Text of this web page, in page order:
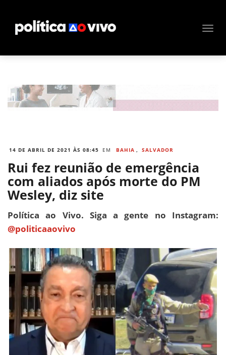
14 DE ABRIL DE 2021 ÀS 08:45 EM BAHIA , SALVADOR
Rui fez reunião de emergência
com aliados após morte do PM
Wesley, diz site
Política ao Vivo. Siga a gente no Instagram:
@politicaaovivo